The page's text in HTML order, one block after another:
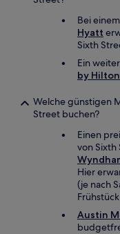
Bei
Hyatt
Sixth
Ein
by
Welche günstigen
Street buchen?
Einen
von
Hier
(je nach
Austin